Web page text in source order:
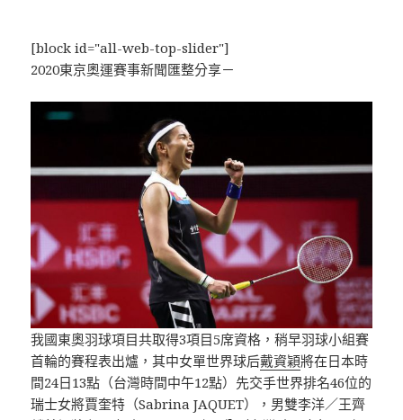
[block id="all-web-top-slider"]
2020東京奧運賽事新聞匯整分享－
我國東奧羽球項目共取得3項目5席資格，稍早羽球小組賽
首輪的賽程表出爐，其中女單世界球后戴資穎將在日本時
間24日13點（台灣時間中午12點）先交手世界排名46位的
瑞士女將賈奎特（Sabrina JAQUET），男雙李洋／王齊